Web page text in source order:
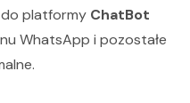
platformy ChatBot
WhatsApp i pozostałe